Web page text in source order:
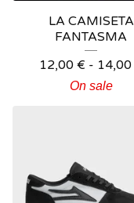
LA CAMISETA
FANTASMA
12,00 € - 14,00
On sale